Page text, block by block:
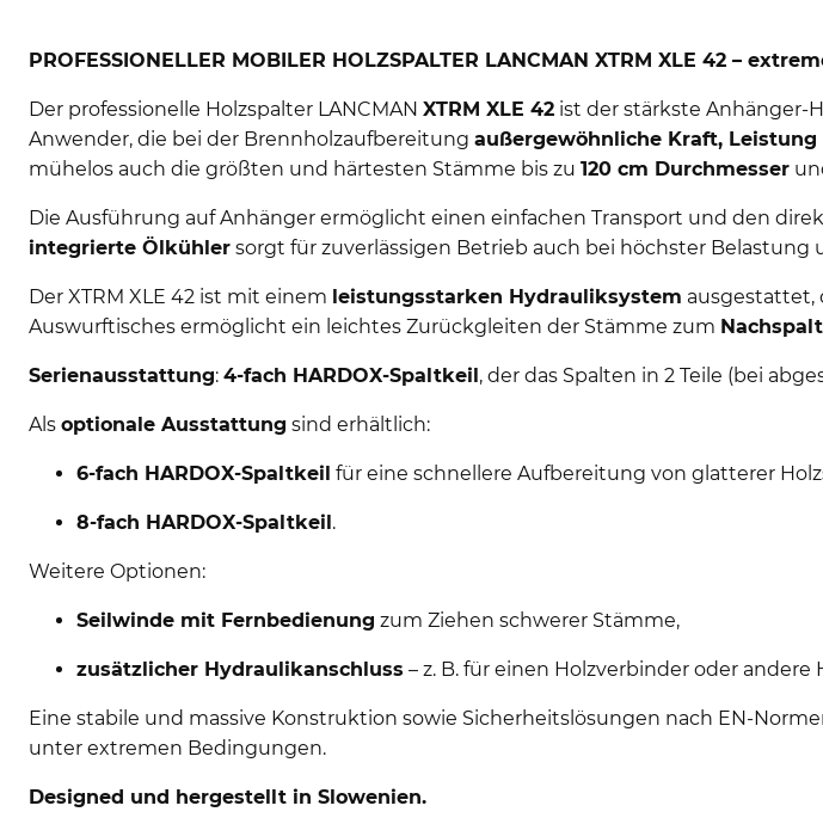
PROFESSIONELLER MOBILER HOLZSPALTER LANCMAN XTRM XLE 42 –
Der professionelle Holzspalter LANCMAN XTRM XLE 42ist der stärkste Anhänger-
Anwender, die bei der Brennholzaufbereitung außergewöhnliche Kraft,
mühelos auch die größten und härtesten Stämme bis zu 120 cm Durchmesser
Die Ausführung auf Anhänger ermöglicht einen einfachen Transport und den
integrierte Ölkühlersorgt für zuverlässigen Betrieb auch bei höchster
Der XTRM XLE 42 ist mit einem leistungsstarken Hydrauliksystem ausgestattet,
Auswurftisches ermöglicht ein leichtes Zurückgleiten der Stämme zum
Serienausstattung: 4-fach HARDOX-Spaltkeil, der das Spalten in 2 Teile (bei
Als optionale Ausstattung sind erhältlich:
6-fach HARDOX-Spaltkeil für eine schnellere Aufbereitung von glatterer
8-fach HARDOX-Spaltkeil.
Weitere Optionen:
Seilwinde mit Fernbedienung zum Ziehen schwerer Stämme,
zusätzlicher Hydraulikanschluss – z. B. für einen Holzverbinder oder andere
Eine stabile und massive Konstruktion sowie Sicherheitslösungen nach EN-
unter extremen Bedingungen.
Designed und hergestellt in Slowenien.